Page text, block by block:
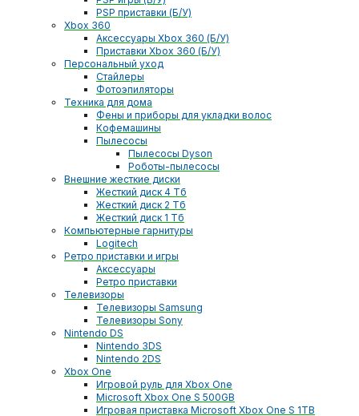
PSP приставки (Б/У)
Xbox 360
Аксессуары Xbox 360 (Б/У)
Приставки Xbox 360 (Б/У)
Персональный уход
Стайлеры
Фотоэпиляторы
Техника для дома
Фены и приборы для укладки волос
Кофемашины
Пылесосы
Пылесосы Dyson
Роботы-пылесосы
Внешние жесткие диски
Жесткий диск 4 Тб
Жесткий диск 2 Тб
Жесткий диск 1 Тб
Компьютерные гарнитуры
Logitech
Ретро приставки и игры
Аксессуары
Ретро приставки
Телевизоры
Телевизоры Samsung
Телевизоры Sony
Nintendo DS
Nintendo 3DS
Nintendo 2DS
Xbox One
Игровой руль для Xbox One
Microsoft Xbox One S 500GB
Игровая приставка Microsoft Xbox One S 1TB